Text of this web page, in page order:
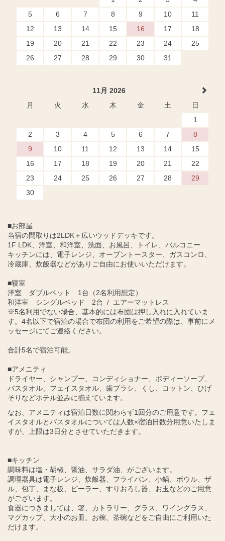
5
6 7 8 9 10
11
12
13 14 15 16 17
18
19
20 21 22 23 24
25
26
27 28 29 30 31
11月 2026
月
火 水 木 金 土
日
1
2
3 4 5 6 7
8
9
10 11 12 13 14
15
16
17 18 19 20 21
22
23
24 25 26 27 28
29
30
■お部屋
当宿の間取りは2LDK＋広いウッドデッキです。
1F LDK、洋室、和洋室、洗面、お風呂、トイレ、バルコニー
キッチンには、電子レンジ、オーブントースター、ガスコンロ、
冷蔵庫、炊飯器などがありご自由にお使いいただけます。
■寝室
洋室 ダブルベット 1台（2名利用想定）
和洋室 シングルベッド 2台 / エアーマットレス
※5名利用でない場合、基本的には布団は押し入れに入れていま
す。4名以下で宿泊の場合で布団の利用をご希望の際は、事前にメ
ッセージにてご連絡ください。
合計5名で宿泊可能。
■アメニティ
ドライヤー、シャンプー、コンディショナー、ボディーソープ、
バスタオル、フェイスタオル、歯ブラシ、くし、コットン、ひげ
そりなどホテル並みに揃えています。
なお、アメニティは宿泊日数に関わらず1回分のご用意です。フェ
イスタオルとバスタオルについては人数×宿泊日数分用意いたしま
すが、上限は3日分とさせていただきます。
■キッチン
調味料は塩・胡椒、醤油、サラダ油、がございます。
調理器具は電子レンジ、炊飯器、フライパン、小鍋、ボウル、ザ
ル、包丁、まな板、ピーラー、すりおろし器、お玉などのご用意
がございます。
食器につきましては、箸、カトラリー、グラス、ワイングラス、
マグカップ、大小のお皿、お椀、茶碗などをご自由にご利用いた
だけます。